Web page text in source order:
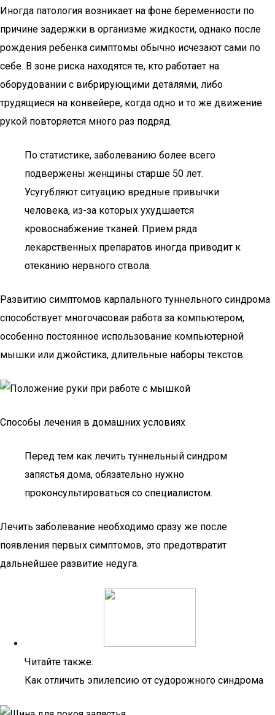
Иногда патология возникает на фоне беременности по
причине задержки в организме жидкости, однако после
рождения ребенка симптомы обычно исчезают сами по
себе. В зоне риска находятся те, кто работает на
оборудовании с вибрирующими деталями, либо
трудящиеся на конвейере, когда одно и то же движение
рукой повторяется много раз подряд.
По статистике, заболеванию более всего
подвержены женщины старше 50 лет.
Усугубляют ситуацию вредные привычки
человека, из-за которых ухудшается
кровоснабжение тканей. Прием ряда
лекарственных препаратов иногда приводит к
отеканию нервного ствола.
Развитию симптомов карпального туннельного синдрома
способствует многочасовая работа за компьютером,
особенно постоянное использование компьютерной
мышки или джойстика, длительные наборы текстов.
Способы лечения в домашних условиях
Перед тем как лечить туннельный синдром
запястья дома, обязательно нужно
проконсультироваться со специалистом.
Лечить заболевание необходимо сразу же после
появления первых симптомов, это предотвратит
дальнейшее развитие недуга.
Читайте также:
Как отличить эпилепсию от судорожного синдрома